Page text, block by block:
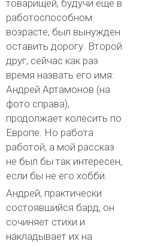
товарищей, будучи еще в
работоспособном
возрасте, был вынужден
оставить дорогу. Второй
друг, сейчас как раз
время назвать его имя:
Андрей Артамонов (на
фото справа),
продолжает колесить по
Европе. Но работа
работой, а мой рассказ
не был бы так интересен,
если бы не его хобби.
Андрей, практически
состоявшийся бард, он
сочиняет стихи и
накладывает их на